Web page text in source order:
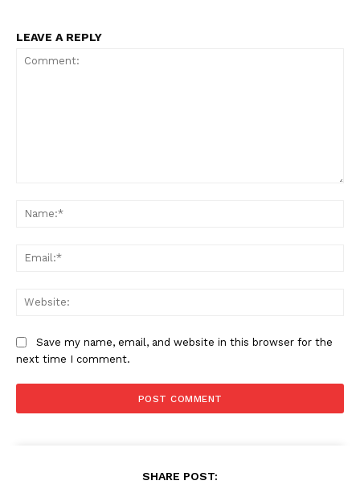
LEAVE A REPLY
Save my name, email, and website in this browser for the
next time I comment.
SHARE POST: